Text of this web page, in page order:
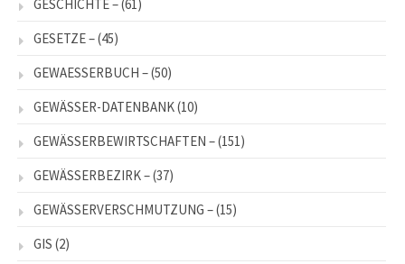
GESCHICHTE –(61)
GESETZE –(45)
GEWAESSERBUCH –(50)
GEWÄSSER-DATENBANK(10)
GEWÄSSERBEWIRTSCHAFTEN –(151)
GEWÄSSERBEZIRK –(37)
GEWÄSSERVERSCHMUTZUNG –(15)
GIS (2)